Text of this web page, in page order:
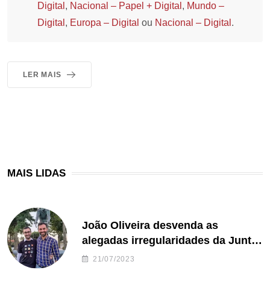
Digital , Nacional – Papel + Digital , Mundo –
Digital , Europa – Digital ou Nacional – Digital .
LER MAIS
MAIS LIDAS
João Oliveira desvenda as
alegadas irregularidades da Junta
de Freguesia S. João de Ver
21/07/2023